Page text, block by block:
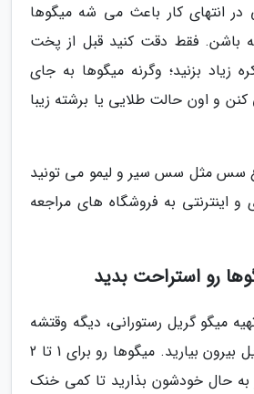
در انتهای کار باعث می شه میگوها
باشن. فقط دقت کنید قبل از پخت
زیاد بزنید؛ وگرنه میگوها به جای
و اون حالت طلایی یا برشته زیبا
سس مثل سس سیر و لیمو می تونید
به فروشگاه های مراجعه
رو استراحت بدید
میگو گریل رستورانی، دیگه وقتشه
میگوها رو از فر یا گریل بیرون بیارید. میگوها رو برای 1 تا 2
به حال خودشون بذارید تا کمی خنک